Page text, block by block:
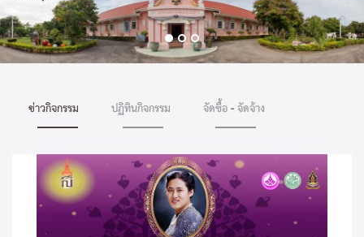
ข่าวกิจกรรม ปฏิทินกิจกรรม จัดซื้อ - จัดจ้าง